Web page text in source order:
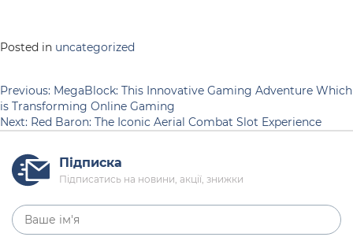
Posted in uncategorized
Навігація
записів
Previous: MegaBlock: This Innovative Gaming Adventure Which
is Transforming Online Gaming
Next: Red Baron: The Iconic Aerial Combat Slot Experience
Підписка
Підписатись на новини, акції, знижки